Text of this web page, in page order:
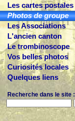
Les cartes postales
Photos de groupe
Les Associations
L'ancien canton
Le trombinoscope
Vos belles photos
Curiosités locales
Quelques liens
Recherche dans le site :